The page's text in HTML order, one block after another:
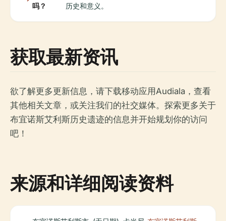
吗？
历史和意义。
获取最新资讯
欲了解更多更新信息，请下载移动应用Audiala，查看
其他相关文章，或关注我们的社交媒体。探索更多关于
布宜诺斯艾利斯历史遗迹的信息并开始规划你的访问
吧！
来源和详细阅读资料